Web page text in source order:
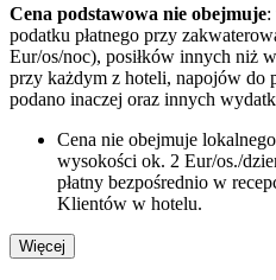
Cena podstawowa nie obejmuje:
podatku płatnego przy
Eur/os/noc), posiłków innych niż
przy każdym z hoteli, napojów do
podano inaczej oraz innych
Cena nie obejmuje
wysokości ok. 2 Eur/os./
płatny bezpośrednio w
Klientów w hotelu.
Więcej